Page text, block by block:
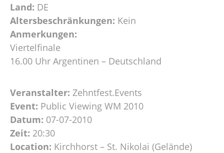
Land: DE
Altersbeschränkungen: Kein
Anmerkungen:
Viertelfinale
16.00 Uhr Argentinen – Deutschland
Veranstalter: Zehntfest.Events
Event: Public Viewing WM 2010
Datum: 07-07-2010
Zeit: 20:30
Location: Kirchhorst – St. Nikolai (Gelände)